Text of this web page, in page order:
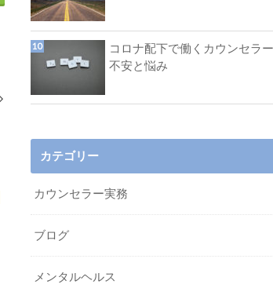
コロナ配下で働くカウンセラ
不安と悩み
カテゴリー
カウンセラー実務
ブログ
メンタルヘルス